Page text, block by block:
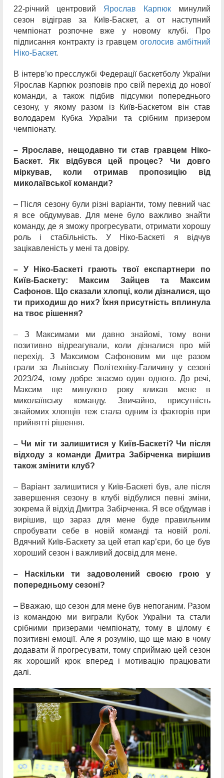
22-річний центровий Ярослав Карпюк минулий
сезон відіграв за Київ-Баскет, а от наступний
чемпіонат розпочне вже у новому клубі. Про
підписання контракту із гравцем оголосив амбітний
Ніко-Баскет.
В інтерв’ю пресслужбі Федерації баскетболу України
Ярослав Карпюк розповів про свій перехід до нової
команди, а також підбив підсумки попереднього
сезону, у якому разом із Київ-Баскетом він став
володарем Кубка України та срібним призером
чемпіонату.
– Ярославе, нещодавно ти став гравцем Ніко-
Баскет. Як відбувся цей процес? Чи довго
міркував, коли отримав пропозицію від
миколаївської команди?
– Після сезону були різні варіанти, тому певний час
я все обдумував. Для мене було важливо знайти
команду, де я зможу прогресувати, отримати хорошу
роль і стабільність. У Ніко-Баскеті я відчув
зацікавленість у мені та довіру.
– У Ніко-Баскеті грають твої експартнери по
Київ-Баскету: Максим Зайцев та Максим
Сафонов. Що сказали хлопці, коли дізналися, що
ти приходиш до них? Їхня присутність вплинула
на твоє рішення?
– З Максимами ми давно знайомі, тому вони
позитивно відреагували, коли дізналися про мій
перехід. З Максимом Сафоновим ми ще разом
грали за Львівську Політехніку-Галичину у сезоні
2023/24, тому добре знаємо один одного. До речі,
Максим ще минулого року кликав мене в
миколаївську команду. Звичайно, присутність
знайомих хлопців теж стала одним із факторів при
прийнятті рішення.
– Чи міг ти залишитися у Київ-Баскеті? Чи після
відходу з команди Дмитра Забірченка вирішив
також змінити клуб?
– Варіант залишитися у Київ-Баскеті був, але після
завершення сезону в клубі відбулися певні зміни,
зокрема й відхід Дмитра Забірченка. Я все обдумав і
вирішив, що зараз для мене буде правильним
спробувати себе в новій команді та новій ролі.
Вдячний Київ-Баскету за цей етап кар’єри, бо це був
хороший сезон і важливий досвід для мене.
– Наскільки ти задоволений своєю грою у
попередньому сезоні?
– Вважаю, що сезон для мене був непоганим. Разом
із командою ми виграли Кубок України та стали
срібними призерами чемпіонату, тому в цілому є
позитивні емоції. Але я розумію, що ще маю в чому
додавати й прогресувати, тому сприймаю цей сезон
як хороший крок вперед і мотивацію працювати
далі.